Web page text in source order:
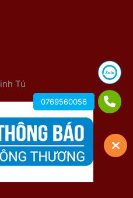
Tú
0769560056